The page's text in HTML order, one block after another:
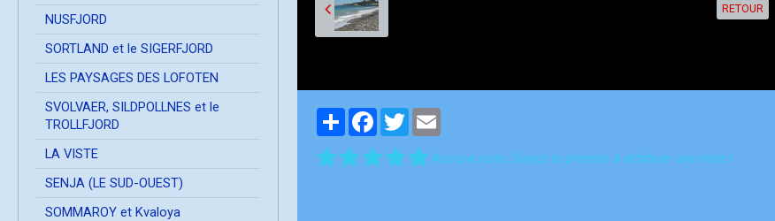
RETOUR
PartagerFacebook
Twitter
Aucune note. Soyez le premier à attribuer une note !
NUSFJORD
SORTLAND et le SIGERFJORD
LES PAYSAGES DES LOFOTEN
SVOLVAER, SILDPOLLNES et le
TROLLFJORD
LA VISTE
SENJA (LE SUD-OUEST)
SOMMAROY et Kvaloya